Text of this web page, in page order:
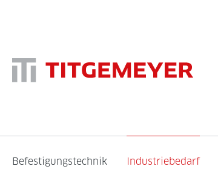
Befestigungstechnik Industriebedarf